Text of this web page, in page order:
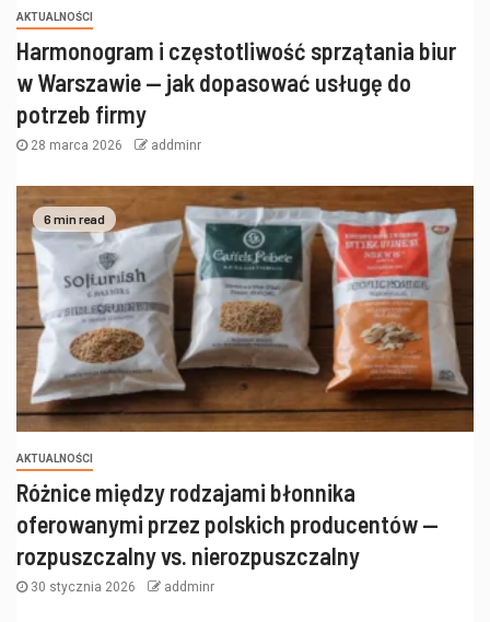
AKTUALNOŚCI
Harmonogram i częstotliwość sprzątania biur
w Warszawie — jak dopasować usługę do
potrzeb firmy
28 marca 2026 addminr
6 min read
AKTUALNOŚCI
Różnice między rodzajami błonnika
oferowanymi przez polskich producentów —
rozpuszczalny vs. nierozpuszczalny
30 stycznia 2026 addminr